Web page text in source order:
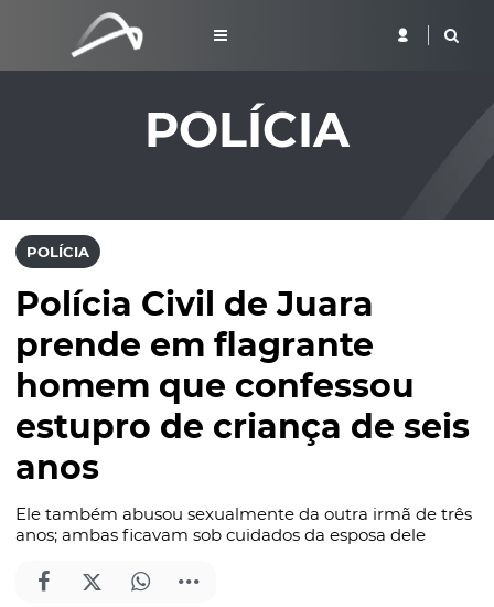
POLÍCIA
POLÍCIA
Polícia Civil de Juara
prende em flagrante
homem que confessou
estupro de criança de seis
anos
Ele também abusou sexualmente da outra irmã de três
anos; ambas ficavam sob cuidados da esposa dele